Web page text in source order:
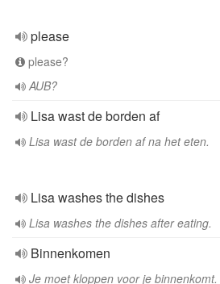
please
please?
AUB?
Lisa wast de borden af
Lisa wast de borden af na het eten.
Lisa washes the dishes
Lisa washes the dishes after eating.
Binnenkomen
Je moet kloppen voor je binnenkomt.